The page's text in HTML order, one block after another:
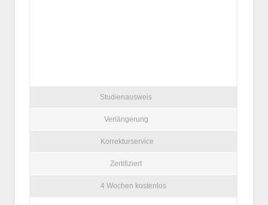
Studienausweis
Verlängerung
Korrekturservice
Zertifiziert
4 Wochen kostenlos